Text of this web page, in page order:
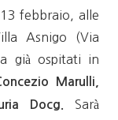
febbraio, alle
Asnigo (Via
già ospitati in
Marulli,
Docg. Sarà